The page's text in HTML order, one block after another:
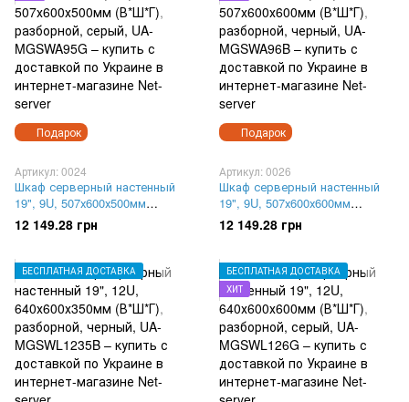
Подарок
Артикул: 0024
Шкаф серверный настенный
19", 9U, 507х600х500мм
(В*Ш*Г), разборной, cерый,
UA-MGSWA95G
12 149.28 грн
Подарок
Артикул: 0026
Шкаф серверный настенный
19", 9U, 507х600х600мм
(В*Ш*Г), разборной, черный,
UA-MGSWA96B
12 149.28 грн
БЕСПЛАТНАЯ ДОСТАВКА
БЕСПЛАТНАЯ ДОСТАВКА
ХИТ